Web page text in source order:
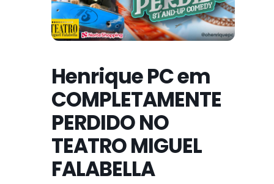
Henrique PC em
COMPLETAMENTE
PERDIDO NO
TEATRO MIGUEL
FALABELLA